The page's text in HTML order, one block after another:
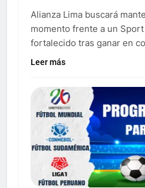
Alianza Lima buscará
momento frente a un
fortalecido tras ganar en
Leer más